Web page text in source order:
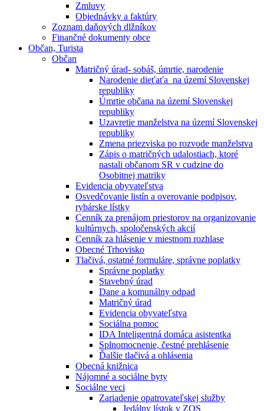
Zmluvy
Objednávky a faktúry
Zoznam daňových dlžníkov
Finančné dokumenty obce
Občan, Turista
Občan
Matričný úrad- sobáš, úmrtie, narodenie
Narodenie dieťaťa na území Slovenskej
republiky
Úmrtie občana na území Slovenskej
republiky
Uzavretie manželstva na území Slovenskej
republiky
Zmena priezviska po rozvode manželstva
Zápis o matričných udalostiach, ktoré
nastali občanom SR v cudzine do
Osobitnej matriky
Evidencia obyvateľstva
Osvedčovanie listín a overovanie podpisov,
rybárske lístky
Cenník za prenájom priestorov na organizovanie
kultúrnych, spoločenských akcií
Cenník za hlásenie v miestnom rozhlase
Obecné Trhovisko
Tlačivá, ostatné formuláre, správne poplatky
Správne poplatky
Stavebný úrad
Dane a komunálny odpad
Matričný úrad
Evidencia obyvateľstva
Sociálna pomoc
IDA Inteligentná domáca asistentka
Splnomocnenie, čestné prehlásenie
Ďalšie tlačivá a ohlásenia
Obecná knižnica
Nájomné a sociálne byty
Sociálne veci
Zariadenie opatrovateľskej služby
Jedálny lístok v ZOS